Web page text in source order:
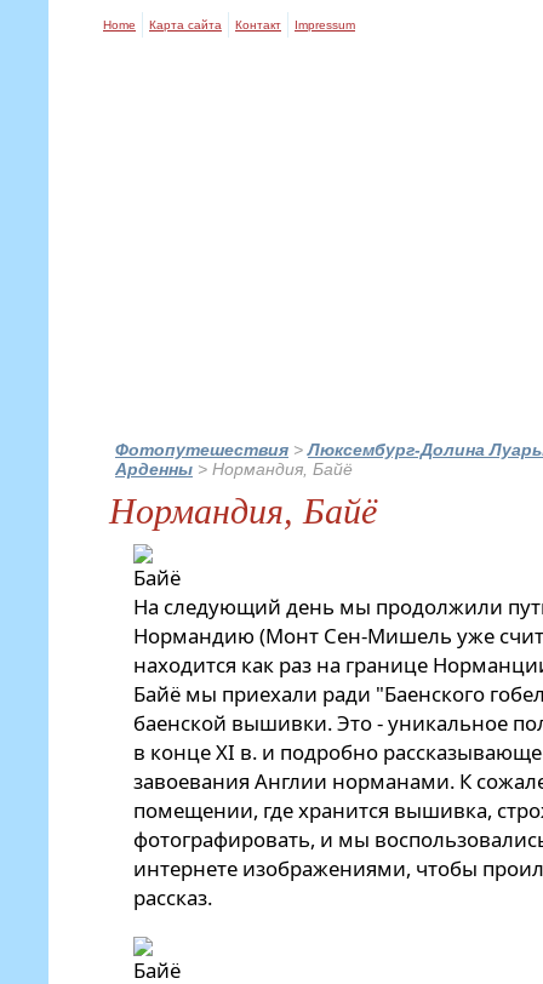
Home Карта сайта Контакт Impressum
Фотопутешествия >Люксембург-Долина
Арденны > Нормандия, Байё
Нормандия, Байё
На следующий день мы продолжили
Нормандию (Монт Сен-Мишель уже
находится как раз на границе
Байё мы приехали ради "Баенского
баенской вышивки. Это - уникальное
в конце XI в. и подробно
завоевания Англии норманами. К
помещении, где хранится вышивка,
фотографировать, и мы
интернете изображениями, чтобы
рассказ.